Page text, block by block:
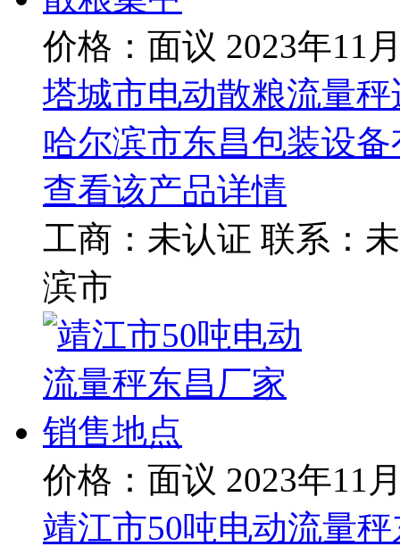
价格：面议 2023年11
塔城市电动散粮流量
哈尔滨市东昌包装设
查看该产品详情
工商： 未认证 联系：
滨市
价格：面议 2023年11
靖江市50吨电动流量